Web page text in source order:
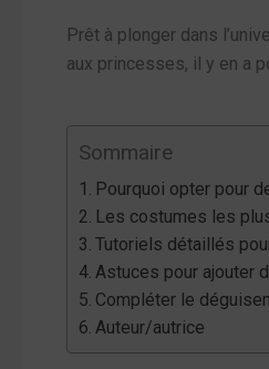
Prêt à plonger dans
aux princesses, il y en a
Sommaire
Pourquoi opter pour
Les costumes les
Tutoriels détaillés
Astuces pour ajouter
Compléter le
Auteur/autrice